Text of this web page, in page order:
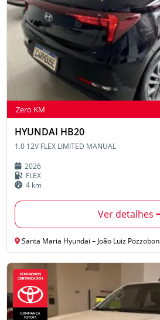
Zero KM
HYUNDAI HB20
1.0 12V FLEX LIMITED MANUAL
2026
FLEX
4 km
Ver detalhes
Santa Maria Hyundai – João Luiz Pozzobon